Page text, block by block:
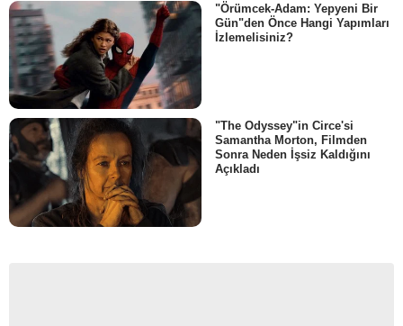
"Örümcek-Adam: Yepyeni Bir
Gün"den Önce Hangi Yapımları
İzlemelisiniz?
"The Odyssey"in Circe'si
Samantha Morton, Filmden
Sonra Neden İşsiz Kaldığını
Açıkladı